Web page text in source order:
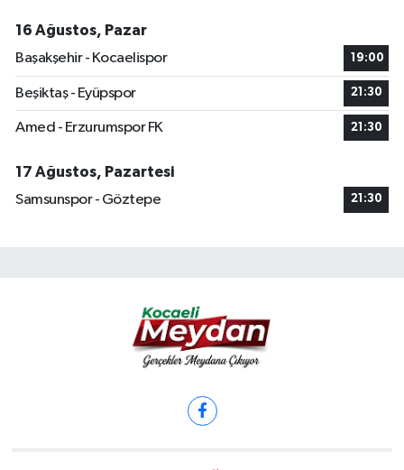
16 Ağustos, Pazar
Başakşehir - Kocaelispor
19:00
Beşiktaş - Eyüpspor 21:30
Amed - Erzurumspor FK 21:30
17 Ağustos, Pazartesi
Samsunspor - Göztepe
21:30